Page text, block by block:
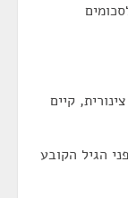
קיים
הגיל הקובע